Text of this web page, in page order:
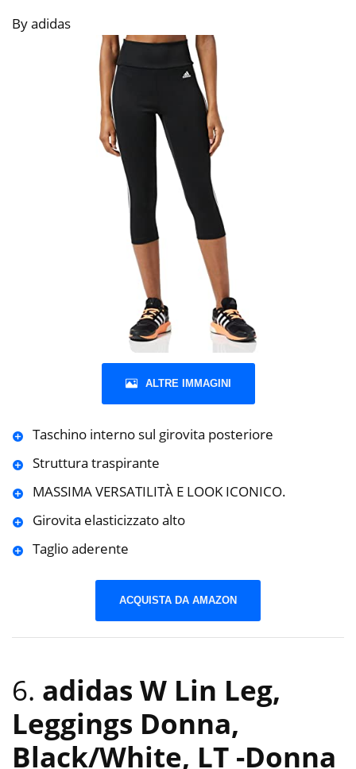
By adidas
ALTRE IMMAGINI
Taschino interno sul girovita posteriore
Struttura traspirante
MASSIMA VERSATILITÀ E LOOK ICONICO.
Girovita elasticizzato alto
Taglio aderente
ACQUISTA DA AMAZON
6. adidas W Lin Leg,
Leggings Donna,
Black/White, LT -Donna